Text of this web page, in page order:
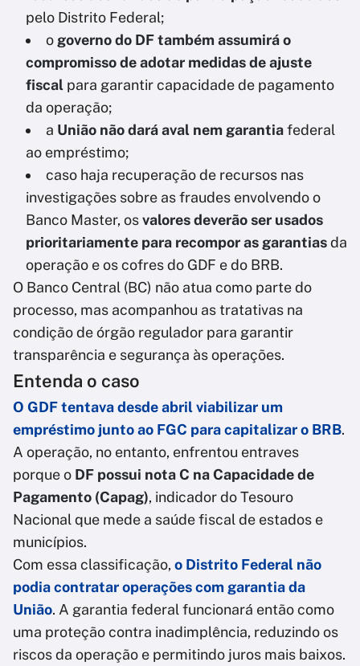
pelo Distrito Federal;
o governo do DF também assumirá o
compromisso de adotar medidas de ajuste
fiscal para garantir capacidade de pagamento
da operação;
a União não dará aval nem garantiafederal
ao empréstimo;
caso haja recuperação de recursos nas
investigações sobre as fraudes envolvendo o
Banco Master, osvalores deverão ser usados
prioritariamente para recompor as garantiasda
operação e os cofres do GDF e do BRB.
O Banco Central (BC) não atua como parte do
processo, mas acompanhou as tratativas na
condição de órgão regulador para garantir
transparência e segurança às operações.
Entenda o caso
O GDF tentava desde abril viabilizar um
empréstimo junto ao FGC para capitalizar o BRB.
A operação, no entanto, enfrentou entraves
porque o DF possui nota C na Capacidade de
Pagamento (Capag), indicador do Tesouro
Nacional que mede a saúde fiscal de estados e
municípios.
Com essa classificação, o Distrito Federal não
podia contratar operações com garantia da
União. A garantia federal funcionará então como
uma proteção contra inadimplência, reduzindo os
riscos da operação e permitindo juros mais baixos.